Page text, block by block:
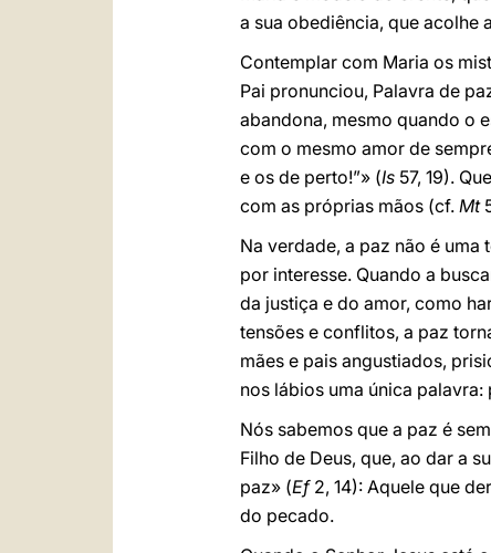
a sua obediência, que acolhe
Contemplar com Maria os
Pai pronunciou, Palavra de
abandona, mesmo quando o
com o mesmo amor de
e os de perto!”» (Is 57, 19).
com as próprias mãos (cf. Mt
Na verdade, a paz não é
por interesse. Quando a
da justiça e do amor, como
tensões e conflitos, a paz
mães e pais angustiados,
nos lábios uma única palavra:
Nós sabemos que a paz é
Filho de Deus, que, ao dar a
paz» (Ef2, 14): Aquele que
do pecado.